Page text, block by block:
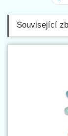
Související